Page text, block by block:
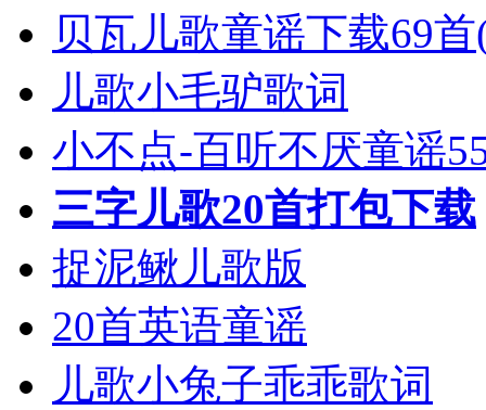
贝瓦儿歌童谣下载69
儿歌小毛驴歌词
小不点-百听不厌童谣
三字儿歌20首打包下载
捉泥鳅儿歌版
20首英语童谣
儿歌小兔子乖乖歌词